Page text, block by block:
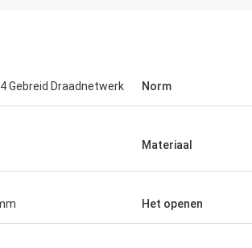
Gebreid Draadnetwerk Norm
Materiaal
Het openen